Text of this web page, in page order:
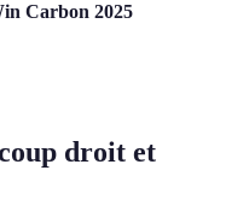
Carbon 2025
droit et